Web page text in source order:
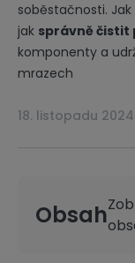
soběstačnosti.
jak správně čistit
komponenty a
mrazech
18. listopadu 2024
Obsah